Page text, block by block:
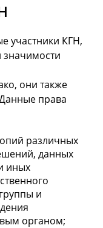
участники КГН,
значимости
они также
права
различных
данных
иных
и
органом;